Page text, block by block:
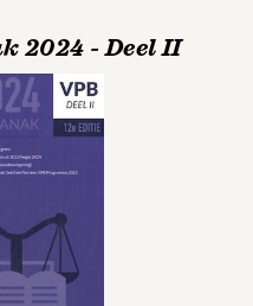
2024 - Deel II